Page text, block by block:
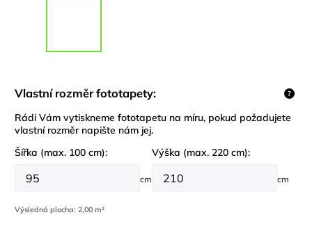
Vlastní rozměr fototapety: ?
Rádi Vám vytiskneme fototapetu na míru, pokud požadujete
vlastní rozměr napište nám jej.
Šířka (max. 100 cm):
cm
Výška (max. 220 cm):
cm
Výsledná plocha: 2,00 m²